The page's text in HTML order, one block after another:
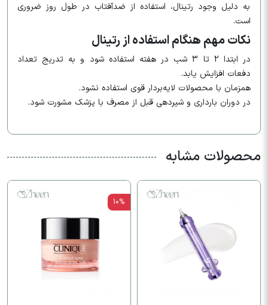
به دلیل وجود رتینال، استفاده از ضدآفتاب در طول روز ضروری
است.
نکات مهم هنگام استفاده از رتینال
در ابتدا 2 تا 3 شب در هفته استفاده شود و به تدریج تعداد
دفعات افزایش یابد.
همزمان با محصولات لایه‌بردار قوی استفاده نشود.
در دوران بارداری و شیردهی قبل از مصرف با پزشک مشورت شود.
محصولات مشابه
10%